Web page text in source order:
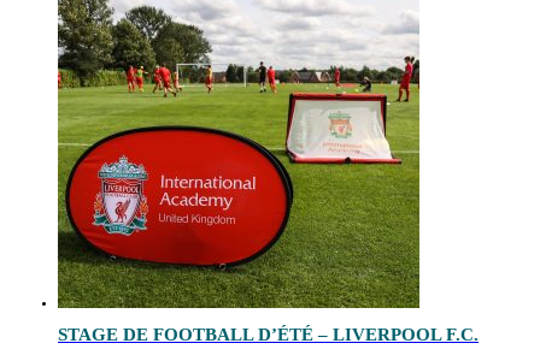
STAGE DE FOOTBALL D’ÉTÉ – LIVERPOOL F.C.